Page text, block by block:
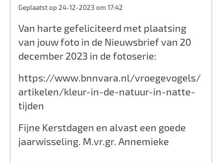
Geplaatst op 24-12-2023 om 17:42
Van harte gefeliciteerd met plaatsing
van jouw foto in de Nieuwsbrief van 20
december 2023 in de fotoserie:
https://www.bnnvara.nl/vroegevogels/
artikelen/kleur-in-de-natuur-in-natte-
tijden
Fijne Kerstdagen en alvast een goede
jaarwisseling. M.vr.gr. Annemieke